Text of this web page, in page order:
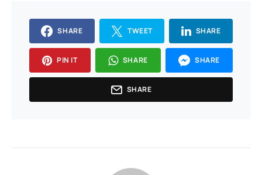
SHARE TWEET SHARE
PIN IT SHARE SHARE
SHARE